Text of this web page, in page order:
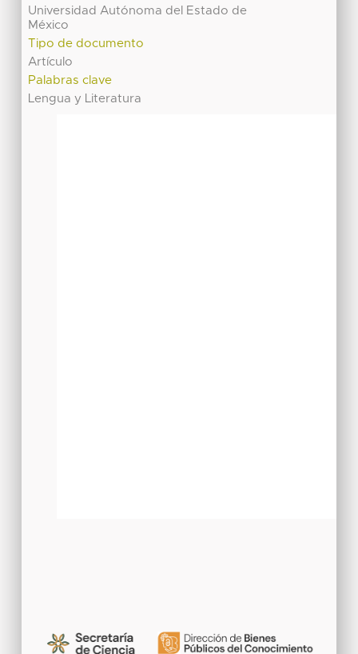
Universidad Autónoma del Estado de
México
Tipo de documento
Artículo
Palabras clave
Lengua y Literatura